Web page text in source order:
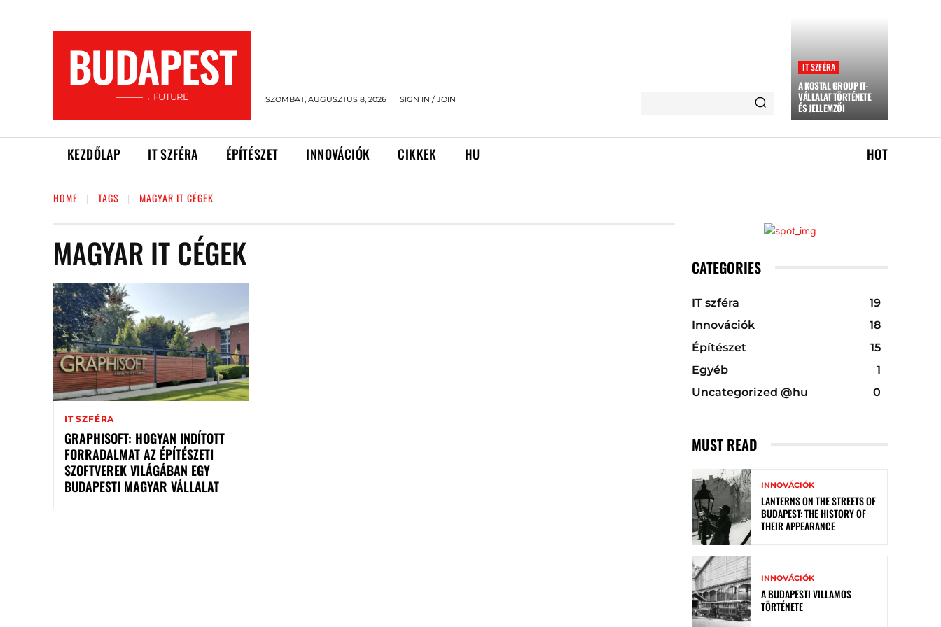
BUDAPEST
———→ FUTURE SZOMBAT, AUGUSZTUS 8, 2026 SIGN IN / JOIN
IT SZFÉRA
A KOSTAL GROUP IT-
VÁLLALAT TÖRTÉNETE
ÉS JELLEMZŐI
KEZDŐLAP IT SZFÉRA ÉPÍTÉSZET INNOVÁCIÓK CIKKEK HU HOT
HOME TAGS MAGYAR IT CÉGEK
MAGYAR IT CÉGEK
IT SZFÉRA
GRAPHISOFT: HOGYAN INDÍTOTT
FORRADALMAT AZ ÉPÍTÉSZETI
SZOFTVEREK VILÁGÁBAN EGY
BUDAPESTI MAGYAR VÁLLALAT
CATEGORIES
IT szféra
19
Innovációk
18
Építészet
15
Egyéb
1
Uncategorized @hu
0
MUST READ
INNOVÁCIÓK
LANTERNS ON THE STREETS OF
BUDAPEST: THE HISTORY OF
THEIR APPEARANCE
INNOVÁCIÓK
A BUDAPESTI VILLAMOS
TÖRTÉNETE